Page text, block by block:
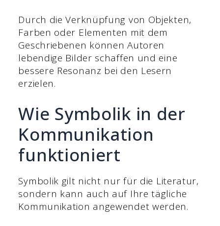
Durch die Verknüpfung von Objekten,
Farben oder Elementen mit dem
Geschriebenen können Autoren
lebendige Bilder schaffen und eine
bessere Resonanz bei den Lesern
erzielen.
Wie Symbolik in der
Kommunikation
funktioniert
Symbolik gilt nicht nur für die Literatur,
sondern kann auch auf Ihre tägliche
Kommunikation angewendet werden.